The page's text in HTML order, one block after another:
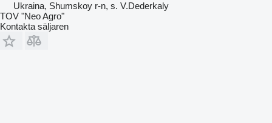
Ukraina, Shumskoy r-n, s. V.Dederkaly
TOV "Neo Agro"
Kontakta säljaren